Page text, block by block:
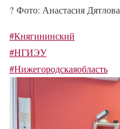
? Фото: Анастасия Дятлова
#Княгининский
#НГИЭУ
#Нижегородскаяобласть